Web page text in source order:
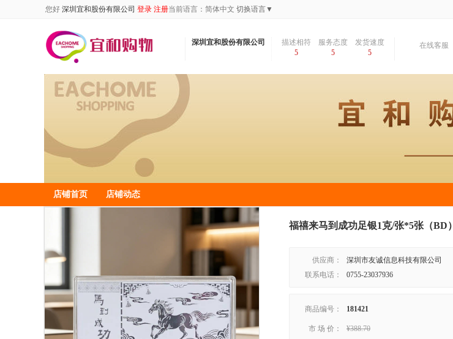
您好 深圳宜和股份有限公司 登录 注册当前语言： 简体中文 切换语言▼
深圳宜和股份有限公司
描述相符
5
服务态度
5
发货速度
5
在线客服
店铺首页 店铺动态
福禧来马到成功足银1克/张*5张（BD）
供应商：
深圳市友诚信息科技有限公司
联系电话：
0755-23037936
商品编号： 181421
市 场 价： ¥388.70